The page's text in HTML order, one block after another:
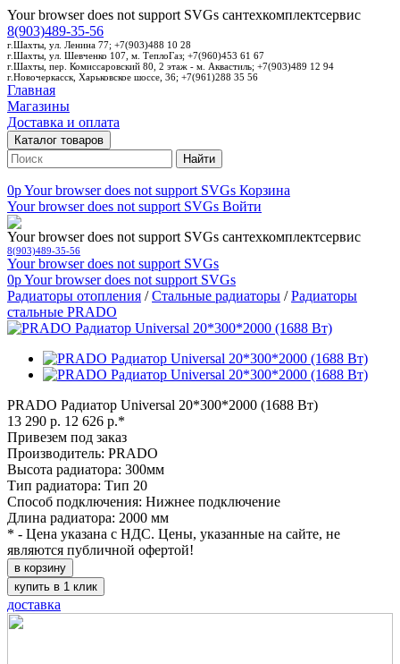
Your browser does not support SVGs сантехкомплектсервис
8(903)489-35-56
г.Шахты, ул. Ленина 77; +7(903)488 10 28
г.Шахты, ул. Шевченко 107, м. ТеплоГаз; +7(960)453 61 67
г.Шахты, пер. Комиссаровский 80, 2 этаж - м. Аквастиль; +7(903)489 12 94
г.Новочеркасск, Харьковское шоссе, 36; +7(961)288 35 56
Главная
Магазины
Доставка и оплата
Каталог товаров
Найти
0pYour browser does not support SVGs Корзина
Your browser does not support SVGs Войти
Your browser does not support SVGs сантехкомплектсервис
8(903)489-35-56
Your browser does not support SVGs
0pYour browser does not support SVGs
Радиаторы отопления /Стальные радиаторы /Радиаторы
стальные PRADO
PRADO Радиатор Universal 20*300*2000 (1688 Вт)
13 290 р. 12 626 р.*
Привезем под заказ
Производитель: PRADO
Высота радиатора: 300мм
Тип радиатора: Тип 20
Способ подключения: Нижнее подключение
Длина радиатора: 2000 мм
* - Цена указана с НДС. Цены, указанные на сайте, не
являются публичной офертой!
в корзину
купить в 1 клик
доставка